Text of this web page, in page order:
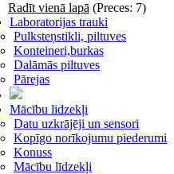
Radīt vienā lapā (Preces: 7)
Laboratorijas trauki
Pulksteņstikli, piltuves
Konteineri,burkas
Dalāmās piltuves
Pārejas
Mācību lidzekļi
Datu uzkrājēji un sensori
Kopīgo norīkojumu piederumi
Konuss
Mācību līdzekļi